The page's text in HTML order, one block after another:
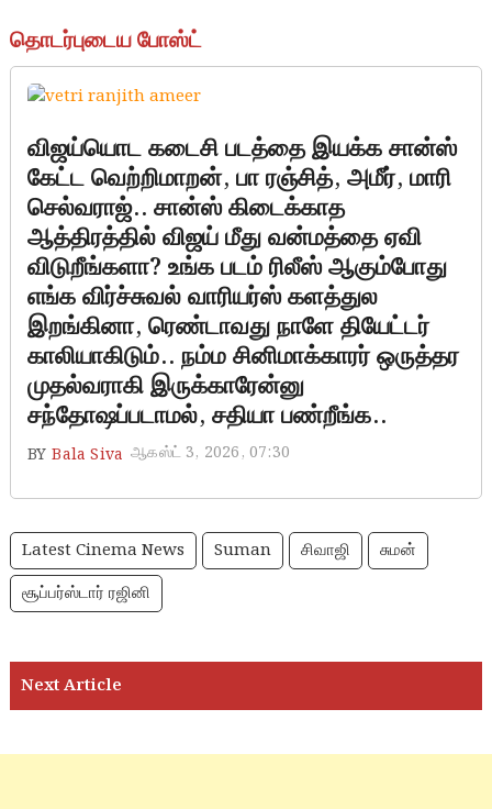
தொடர்புடைய போஸ்ட்
விஜய்யொட கடைசி படத்தை இயக்க சான்ஸ்
கேட்ட வெற்றிமாறன், பா ரஞ்சித், அமீர், மாரி
செல்வராஜ்.. சான்ஸ் கிடைக்காத
ஆத்திரத்தில் விஜய் மீது வன்மத்தை ஏவி
விடுறீங்களா? உங்க படம் ரிலீஸ் ஆகும்போது
எங்க விர்ச்சுவல் வாரியர்ஸ் களத்துல
இறங்கினா, ரெண்டாவது நாளே தியேட்டர்
காலியாகிடும்.. நம்ம சினிமாக்காரர் ஒருத்தர
முதல்வராகி இருக்காரேன்னு
சந்தோஷப்படாமல், சதியா பண்றீங்க..
BY Bala Siva ஆகஸ்ட் 3, 2026, 07:30
Latest Cinema News Suman சிவாஜி
சுமன்
சூப்பர்ஸ்டார் ரஜினி